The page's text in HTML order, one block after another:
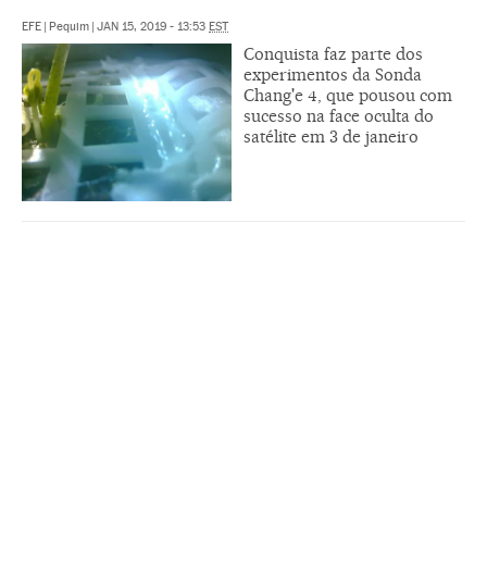
EFE | Pequim | JAN 15, 2019 - 13:53 EST
Conquista faz parte dos
experimentos da Sonda
Chang'e 4, que pousou com
sucesso na face oculta do
satélite em 3 de janeiro